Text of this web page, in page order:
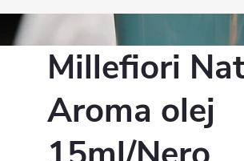
Millefiori
Aroma olej